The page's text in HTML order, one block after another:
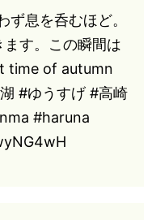
息を呑むほど。
す。この瞬間は
time of autumn
#ゆうすげ #高崎
#haruna